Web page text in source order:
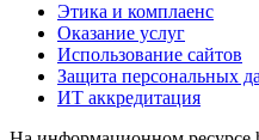
Этика и комплаенс
Оказание услуг
Использование сайтов
Защита персональных
ИТ аккредитация